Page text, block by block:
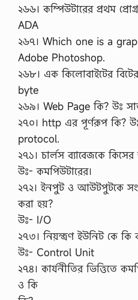
২৬৬। কম্পিউটারের প্রথম
ADA
২৬৭। Which one is a
Adobe Photoshop.
২৬৮। এক কিলোবাইটের
byte
২৬৯। Web Page কি? উঃ
২৭০। http এর পূর্ণরূপ কি?
protocol.
২৭১। চার্লস ব্যাবেজকে
উঃ- কমপিউটারের।
২৭২। ইনপুট ও আউটপুটকে
করা হয়?
উঃ- I/O
২৭৩। নিয়ন্ত্রণ ইউনিট কে কি
উঃ- Control Unit
২৭৪। কার্যনীতির ভিত্তিতে
ও কি